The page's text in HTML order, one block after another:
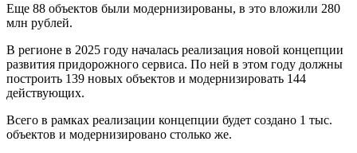
Еще 88 объектов были модернизированы, в это вложили 280
млн рублей.
В регионе в 2025 году началась реализация новой концепции
развития придорожного сервиса. По ней в этом году должны
построить 139 новых объектов и модернизировать 144
действующих.
Всего в рамках реализации концепции будет создано 1 тыс.
объектов и модернизировано столько же.